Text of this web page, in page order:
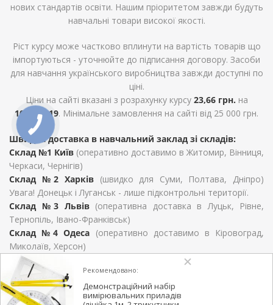
нових стандартів освіти. Нашим пріоритетом завжди будуть
навчальні товари високої якості.
Ріст курсу може частково вплинути на вартість товарів що
імпортуються - уточнюйте до підписання договору. Засоби
для навчання українського виробництва завжди доступні по
ціні.
Ціни на сайті вказані з розрахунку курсу 23,66 грн. на
10.12.2019. Мінімальне замовлення на сайті від 25 000 грн.
Швидка доставка в навчальний заклад зі складів:
Склад №1 Київ (оперативно доставимо в Житомир, Вінниця,
Черкаси, Чернігів)
Склад №2 Харків(швидко для Суми, Полтава, Дніпро)
Увага! Донецьк і Луганськ - лише підконтрольні території.
Склад №3 Львів(оперативна доставка в Луцьк, Рівне,
Тернопіль, Івано-Франківськ)
Склад №4 Одеса (оперативно доставимо в Кіровоград,
Миколаїв, Херсон)
Для Закарпатської області, Хмельницький, Чернівців та
Запоріжжя терміни визначаються умовами договору
поставки.
Рекомендовано:
Демонстраційний набір
вимірювальних приладів